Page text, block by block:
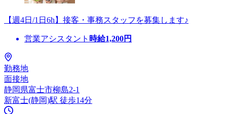
【週4日/1日6h】接客・事務スタッフを募集します♪
営業アシスタント 時給1,200円
勤務地
面接地
静岡県富士市柳島2-1
新富士(静岡)駅 徒歩14分